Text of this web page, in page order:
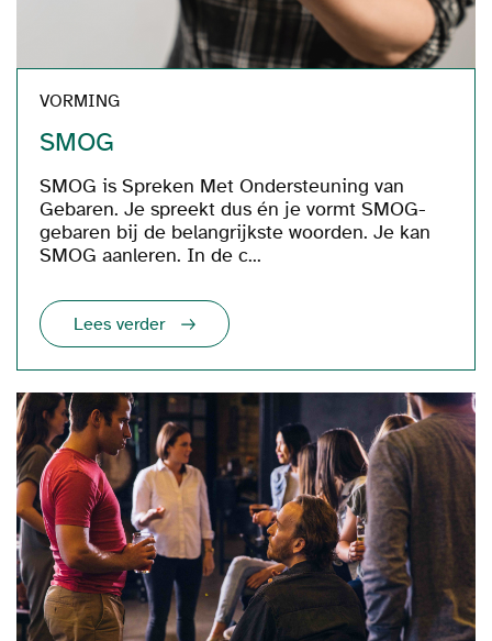
VORMING
SMOG
SMOG is Spreken Met Ondersteuning van
Gebaren. Je spreekt dus én je vormt SMOG-
gebaren bij de belangrijkste woorden. Je kan
SMOG aanleren. In de c...
Lees verder